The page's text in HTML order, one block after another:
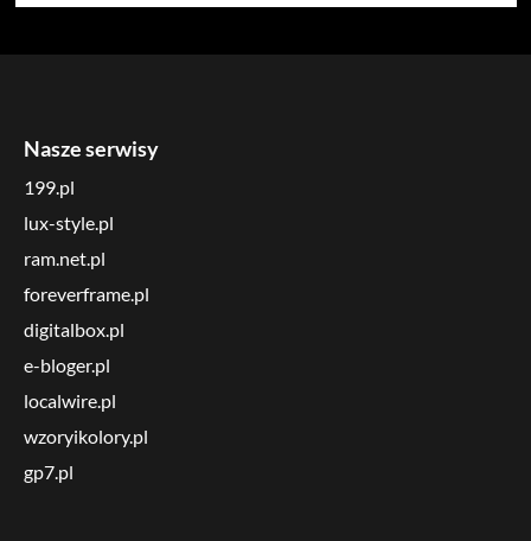
Nasze serwisy
199.pl
lux-style.pl
ram.net.pl
foreverframe.pl
digitalbox.pl
e-bloger.pl
localwire.pl
wzoryikolory.pl
gp7.pl